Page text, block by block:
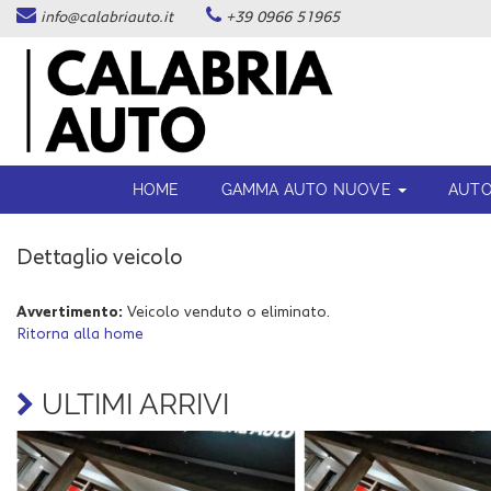
info@calabriauto.it +39 0966 51965
HOME GAMMA AUTO NUOVE
Dettaglio veicolo
Avvertimento: Veicolo venduto o eliminato.
Ritorna alla home
ULTIMI ARRIVI
tue
preferenze
consenso
Il
pannello
consente
consenso
alle
tecnologie
di